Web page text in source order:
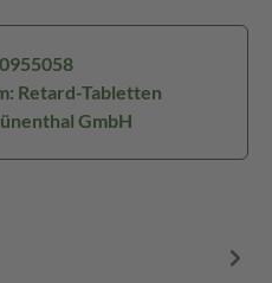
Retard-Tabletten
GmbH